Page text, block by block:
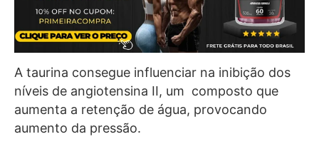
A taurina consegue influenciar na inibição dos
níveis de angiotensina II, um composto que
aumenta a retenção de água, provocando
aumento da pressão.